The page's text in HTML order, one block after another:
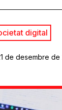
digital
de desembre de